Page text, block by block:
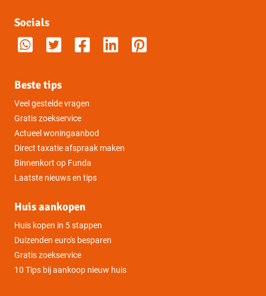
Kadastrale gegevens
Sectie
Perceelnummer
Oppervlakte
Socials
Beste tips
Veel gestelde vragen
Gratis zoekservice
Actueel woningaanbod
Direct taxatie afspraak maken
Binnenkort op Funda
Laatste nieuws en tips
Huis aankopen
Huis kopen in 5 stappen
Duizenden euro's besparen
Gratis zoekservice
10 Tips bij aankoop nieuw huis